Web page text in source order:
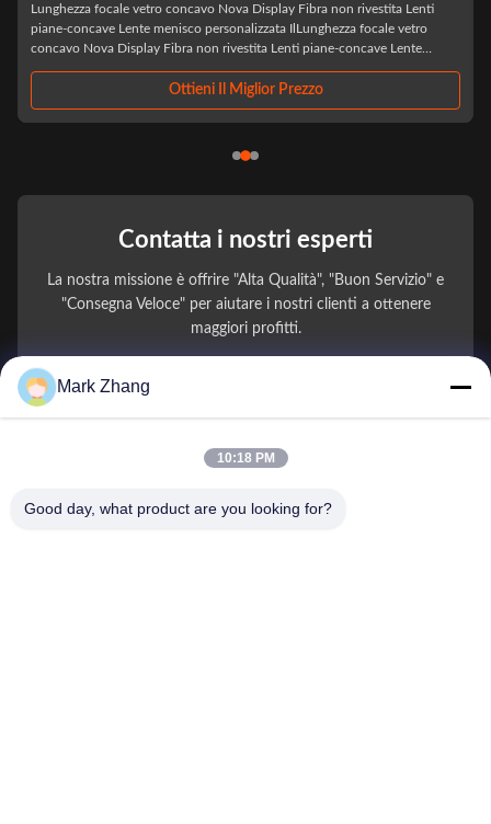
Laser LED ottico all'ingrosso BK7 Biconcavo Custom Double Concave
IlLaser LED ottico all'ingrosso BK7 Biconcavo Custom Double Concaveè
un componente ottico di precisione progettato specificamente per
qualità,Questa lente ...
Ottieni Il Miglior Prezzo
Contatta i nostri esperti
La nostra missione è offrire "Alta Qualità", "Buon Servizio" e
"Consegna Veloce" per aiutare i nostri clienti a ottenere
maggiori profitti.
Il Tuo Nome
Nome della società
Mark Zhang
10:18 PM
Good day, what product are you looking for?